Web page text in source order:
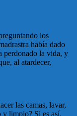
los
había dado
perdonado la vida, y
al atardecer,
las camas, lavar,
y limpio? Si es así,